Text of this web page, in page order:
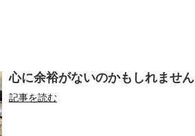
心に余裕がないのかもしれません
記事を読む